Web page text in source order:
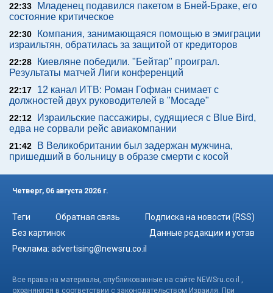
22:33
Младенец подавился пакетом в Бней-Браке, его
состояние критическое
22:30
Компания, занимающаяся помощью в эмиграции
израильтян, обратилась за защитой от кредиторов
22:28
Киевляне победили. "Бейтар" проиграл.
Результаты матчей Лиги конференций
22:17
12 канал ИТВ: Роман Гофман снимает с
должностей двух руководителей в "Мосаде"
22:12
Израильские пассажиры, судящиеся с Blue Bird,
едва не сорвали рейс авиакомпании
21:42
В Великобритании был задержан мужчина,
пришедший в больницу в образе смерти с косой
Четверг, 06 августа 2026 г.
Теги Обратная связь
Подписка на новости (RSS)
Без картинок
Данные редакции и устав
Реклама: advertising@newsru.co.il
Все права на материалы, опубликованные на сайте NEWSru.co.il ,
охраняются в соответствии с законодательством Израиля. При